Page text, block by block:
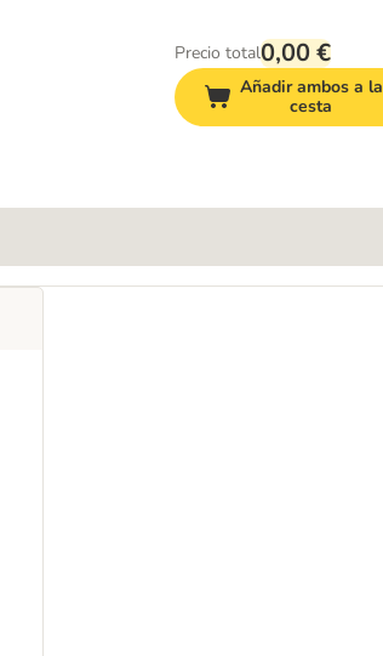
Precio total0,00 €
Añadir ambos a la
cesta